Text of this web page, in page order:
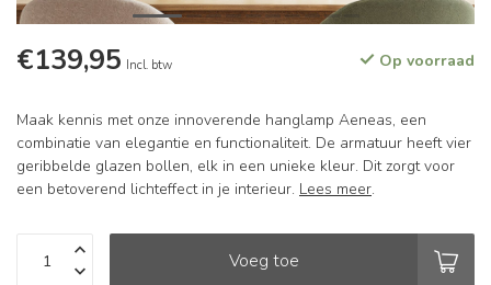
€139,95 Incl. btw Op voorraad
Maak kennis met onze innoverende hanglamp Aeneas, een
combinatie van elegantie en functionaliteit. De armatuur heeft vier
geribbelde glazen bollen, elk in een unieke kleur. Dit zorgt voor
een betoverend lichteffect in je interieur. Lees meer.
Voeg toe